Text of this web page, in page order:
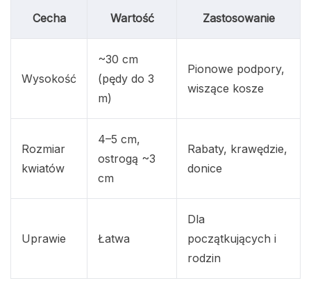
Cecha Wartość Zastosowanie
Wysokość
~30 cm
(pędy do 3
m)
Pionowe podpory,
wiszące kosze
Rozmiar
kwiatów
4–5 cm,
ostrogą ~3
cm
Rabaty, krawędzie,
donice
Uprawie Łatwa
Dla
początkujących i
rodzin